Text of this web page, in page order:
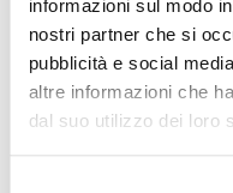
informazioni sul modo
nostri partner che si
pubblicità e social
altre informazioni che
dal suo utilizzo dei loro